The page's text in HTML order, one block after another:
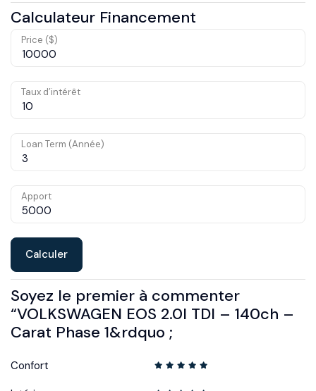
Calculateur Financement
Price ($)
Taux d’intérêt
Loan Term (Année)
Apport
Calculer
Soyez le premier à commenter
“VOLKSWAGEN EOS 2.0l TDI – 140ch –
Carat Phase 1&rdquo ;
Confort